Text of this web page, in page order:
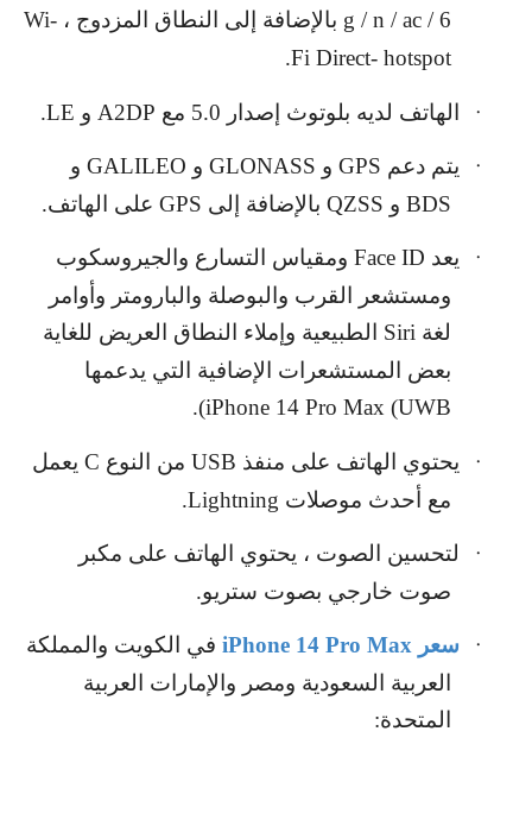
g / n / ac / 6 بالإضافة إلى النطاق المزدوج ، Wi-
Fi Direct- hotspot
.
· الهاتف لديه بلوتوث إصدار 5.0 مع A2DP و LE
.
· يتم دعم GPS و GLONASS و GALILEO و
BDS و QZSS بالإضافة إلى GPS على الهاتف.
· يعد Face ID ومقياس التسارع والجيروسكوب
ومستشعر القرب والبوصلة والبارومتر وأوامر
لغة Siri الطبيعية وإملاء النطاق العريض للغاية
بعض المستشعرات الإضافية التي يدعمها
iPhone 14 Pro Max (UWB
).
· يحتوي الهاتف على منفذ USB من النوع C يعمل
مع أحدث موصلات Lightning
.
·
لتحسين الصوت ، يحتوي الهاتف على مكبر
صوت خارجي بصوت ستريو.
· سعر iPhone 14 Pro Max في الكويت والمملكة
العربية السعودية ومصر والإمارات العربية
المتحدة: